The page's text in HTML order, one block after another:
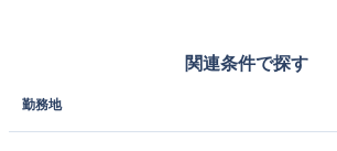
関連条件で探す
勤務地